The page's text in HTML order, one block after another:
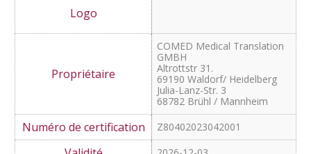
2027-01-21
ISO 17100:2015
ISO 18587:2017